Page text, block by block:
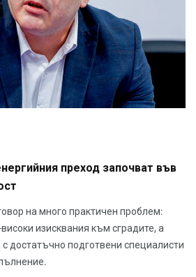
преход започват във
на много практичен проблем:
изисквания към сградите, а
достатъчно подготвени специалисти